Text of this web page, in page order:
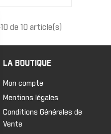
de 10 article(s)
LA BOUTIQUE
Mon compte
Mentions légales
Conditions Générales de
Vente